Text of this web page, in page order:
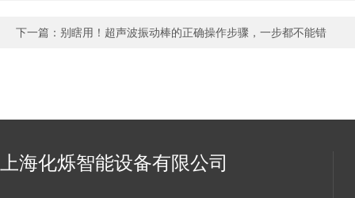
下一篇： 别瞎用！超声波振动棒的正确操作步骤，一步都不能错
上海化烁智能设备有限公司